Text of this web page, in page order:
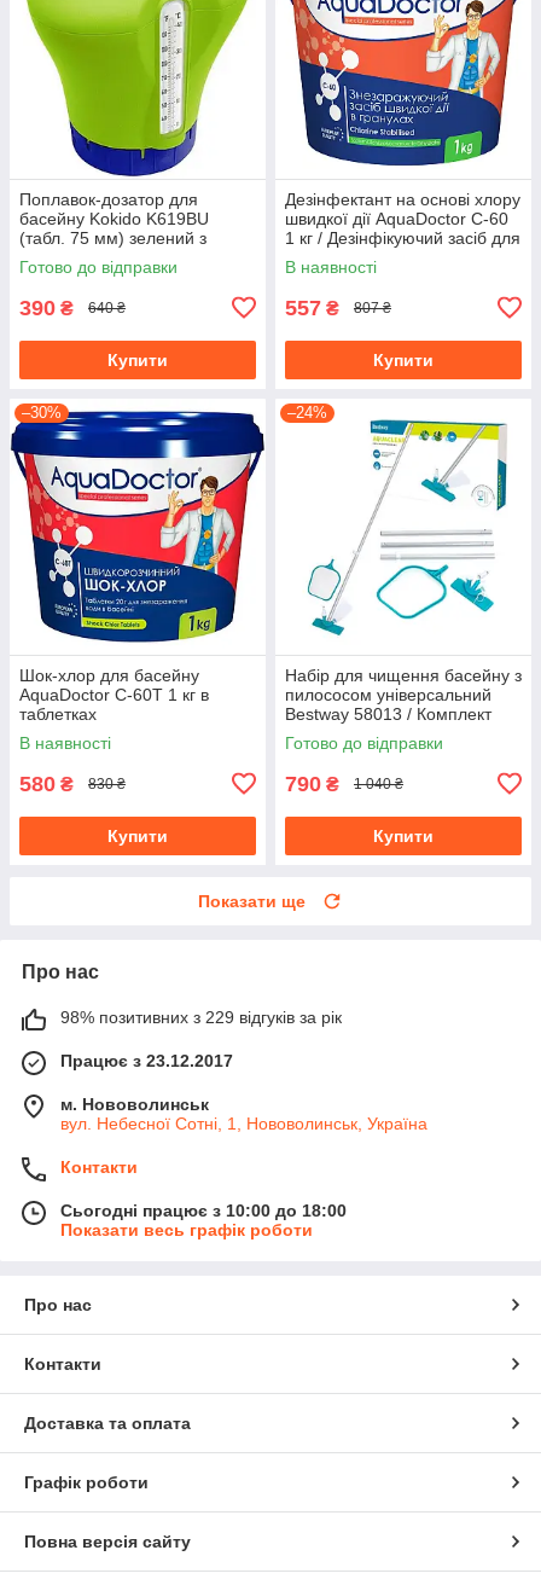
Поплавок-дозатор для
басейну Kokido K619BU
(табл. 75 мм) зелений з
термометром для
хлорування басейнів
Готово до відправки
390 ₴ 640 ₴
Купити
Дезінфектант на основі хлору
швидкої дії AquaDoctor C-60
1 кг / Дезінфікуючий засіб для
басейну
В наявності
557 ₴ 807 ₴
Купити
–30%
Шок-хлор для басейну
AquaDoctor C-60T 1 кг в
таблетках
В наявності
580 ₴ 830 ₴
Купити
–24%
Набір для чищення басейну з
пилососом універсальний
Bestway 58013 / Комплект
для догляду за басейном
Готово до відправки
790 ₴ 1 040 ₴
Купити
Показати ще
Про нас
98% позитивних з 229 відгуків за рік
Працює з 23.12.2017
м. Нововолинськ
вул. Небесної Сотні, 1, Нововолинськ, Україна
Контакти
Сьогодні працює з 10:00 до 18:00
Показати весь графік роботи
Про нас
Контакти
Доставка та оплата
Графік роботи
Повна версія сайту